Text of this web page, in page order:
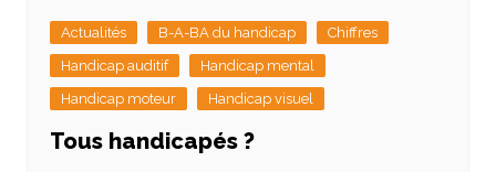
Actualités B-A-BA du handicap
Chiffres
Handicap auditif
Handicap mental
Handicap moteur
Handicap visuel
Tous handicapés ?